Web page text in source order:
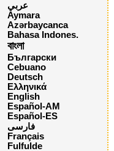
عربي
Aymara
Azərbaycanca
Bahasa Indones.
বাংলা
Български
Cebuano
Deutsch
Ελληνικά
English
Español-AM
Español-ES
فارسی
Français
Fulfulde